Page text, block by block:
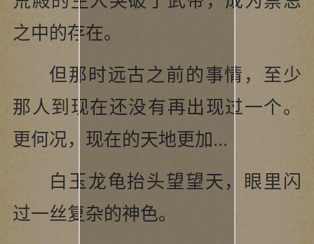
之中的存在。
但那时远古之前的事情，至少
那人到现在还没有再出现过一个。
更何况，现在的天地更加...
白玉龙龟抬头望望天，眼里闪
过一丝复杂的神色。